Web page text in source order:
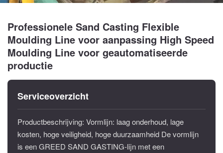
Professionele Sand Casting Flexible
Moulding Line voor aanpassing High Speed
Moulding Line voor geautomatiseerde
productie
Serviceoverzicht
Productbeschrijving: Vormlijn: laag onderhoud, lage
kosten, hoge veiligheid, hoge duurzaamheid De vormlijn
is een GREED SAND GASTING-lijn met een